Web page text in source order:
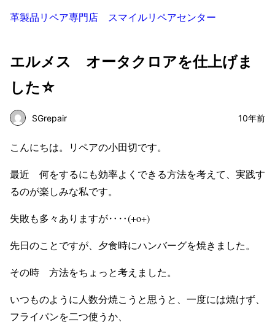
革製品リペア専門店 スマイルリペアセンター
エルメス オータクロアを仕上げま
した☆
SGrepair 10年前
こんにちは。リペアの小田切です。
最近 何をするにも効率よくできる方法を考えて、実践す
るのが楽しみな私です。
失敗も多々ありますが‥‥(+o+)
先日のことですが、夕食時にハンバーグを焼きました。
その時 方法をちょっと考えました。
いつものように人数分焼こうと思うと、一度には焼けず、
フライパンを二つ使うか、